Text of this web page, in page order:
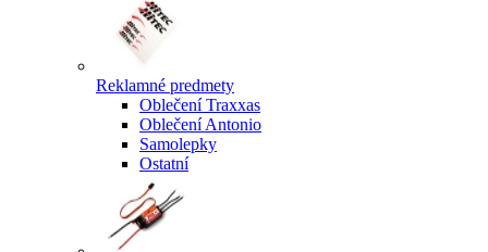
Reklamné predmety
Oblečení Traxxas
Oblečení Antonio
Samolepky
Ostatní